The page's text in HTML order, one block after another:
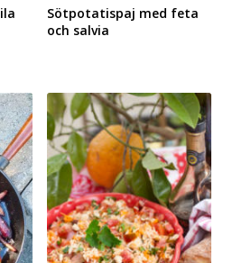
Sötpotatispaj med feta
och salvia